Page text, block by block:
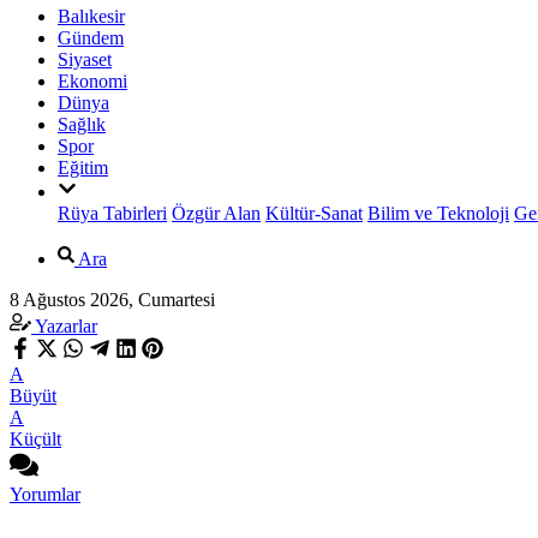
Balıkesir
Gündem
Siyaset
Ekonomi
Dünya
Sağlık
Spor
Eğitim
Rüya Tabirleri Özgür Alan Kültür-Sanat Bilim ve Teknoloji
Ara
8 Ağustos 2026, Cumartesi
Yazarlar
A
Büyüt
A
Küçült
Yorumlar